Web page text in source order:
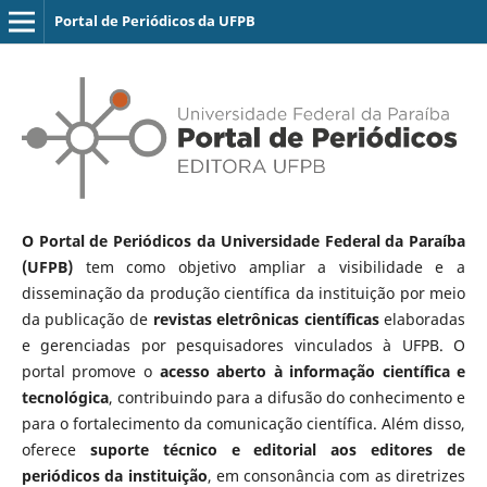
Portal de Periódicos da UFPB
O Portal de Periódicos da Universidade Federal da Paraíba
(UFPB)tem como objetivo ampliar a visibilidade e a
disseminação da produção científica da instituição por meio
da publicação de revistas eletrônicas científicaselaboradas
e gerenciadas por pesquisadores vinculados à UFPB. O
portal promove o acesso aberto à informação científica e
tecnológica, contribuindo para a difusão do conhecimento e
para o fortalecimento da comunicação científica. Além disso,
oferece suporte técnico e editorial aos editores de
periódicos da instituição, em consonância com as diretrizes